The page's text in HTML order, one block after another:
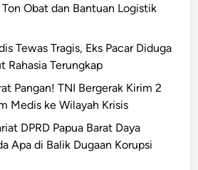
Obat dan Bantuan Logistik
Tewas Tragis, Eks Pacar Diduga
Rahasia Terungkap
Pangan! TNI Bergerak Kirim 2
Medis ke Wilayah Krisis
DPRD Papua Barat Daya
Apa di Balik Dugaan Korupsi